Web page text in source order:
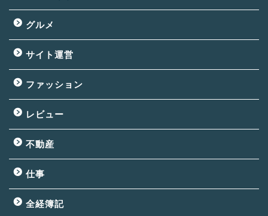
グルメ
サイト運営
ファッション
レビュー
不動産
仕事
全経簿記